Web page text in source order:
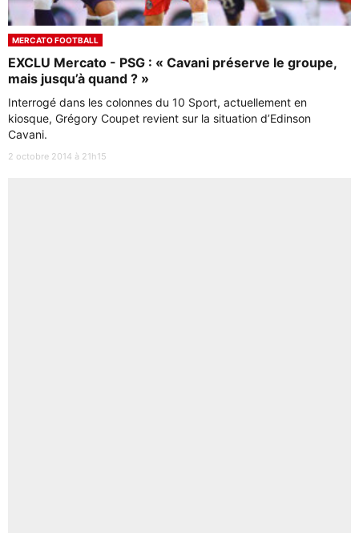
MERCATO FOOTBALL
EXCLU Mercato - PSG : « Cavani préserve le groupe,
mais jusqu’à quand ? »
Interrogé dans les colonnes du 10 Sport, actuellement en
kiosque, Grégory Coupet revient sur la situation d’Edinson
Cavani.
2 octobre 2014 à 21h15